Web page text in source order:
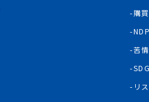
購
苦
リ